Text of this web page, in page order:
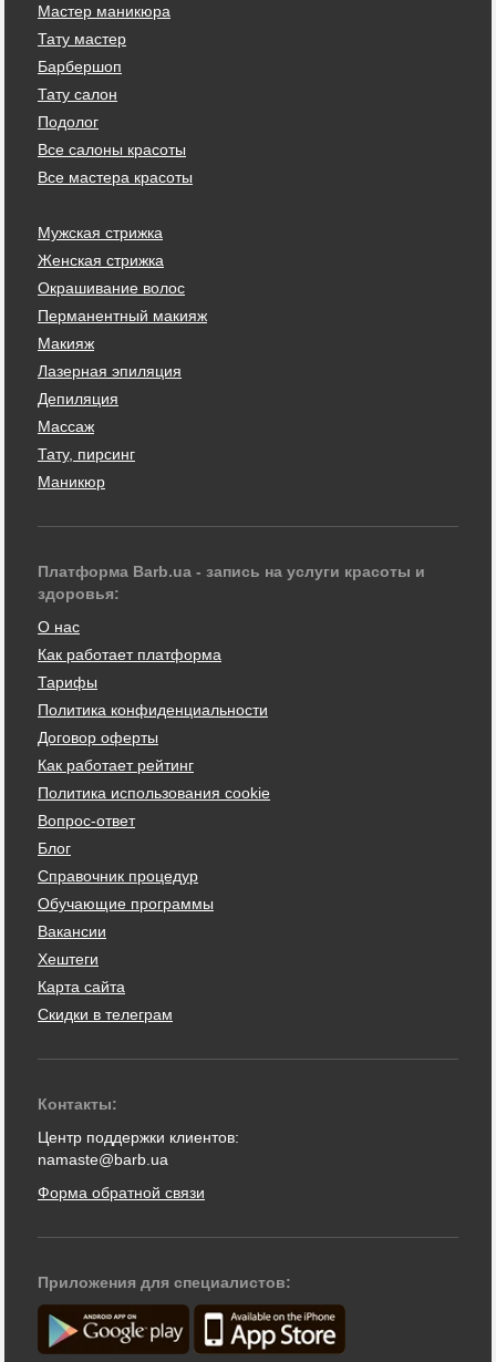
Мастер маникюра
Тату мастер
Барбершоп
Тату салон
Подолог
Все салоны красоты
Все мастера красоты
Мужская стрижка
Женская стрижка
Окрашивание волос
Перманентный макияж
Макияж
Лазерная эпиляция
Депиляция
Массаж
Тату, пирсинг
Маникюр
Платформа Barb.ua - запись на услуги красоты и
здоровья:
О нас
Как работает платформа
Тарифы
Политика конфиденциальности
Договор оферты
Как работает рейтинг
Политика использования cookie
Вопрос-ответ
Блог
Справочник процедур
Обучающие программы
Вакансии
Хештеги
Карта сайта
Скидки в телеграм
Контакты:
Центр поддержки клиентов:
namaste@barb.ua
Форма обратной связи
Приложения для специалистов: